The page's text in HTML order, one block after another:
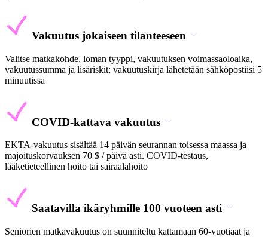
Vakuutus jokaiseen tilanteeseen
Valitse matkakohde, loman tyyppi, vakuutuksen voimassaoloaika,
vakuutussumma ja lisäriskit; vakuutuskirja lähetetään sähköpostiisi 5
minuutissa
COVID-kattava vakuutus
EKTA-vakuutus sisältää 14 päivän seurannan toisessa maassa ja
majoituskorvauksen 70 $ / päivä asti. COVID-testaus,
lääketieteellinen hoito tai sairaalahoito
Saatavilla ikäryhmille 100 vuoteen asti
Seniorien matkavakuutus on suunniteltu kattamaan 60-vuotiaat ja